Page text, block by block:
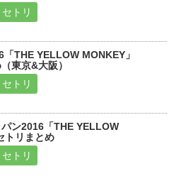
セトリ
THE YELLOW MONKEY」
東京&大阪）
セトリ
ン2016「THE YELLOW
トリまとめ
セトリ